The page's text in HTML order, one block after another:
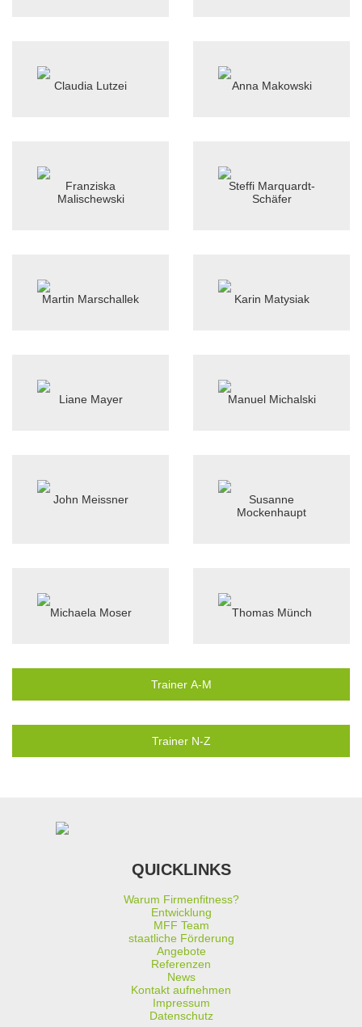
Claudia Lutzei Anna Makowski
Franziska
Malischewski
Steffi Marquardt-
Schäfer
Martin Marschallek Karin Matysiak
Liane Mayer Manuel Michalski
John Meissner
Susanne
Mockenhaupt
Michaela Moser Thomas Münch
Trainer A-M
Trainer N-Z
QUICKLINKS
Warum Firmenfitness?
Entwicklung
MFF Team
staatliche Förderung
Angebote
Referenzen
News
Kontakt aufnehmen
Impressum
Datenschutz